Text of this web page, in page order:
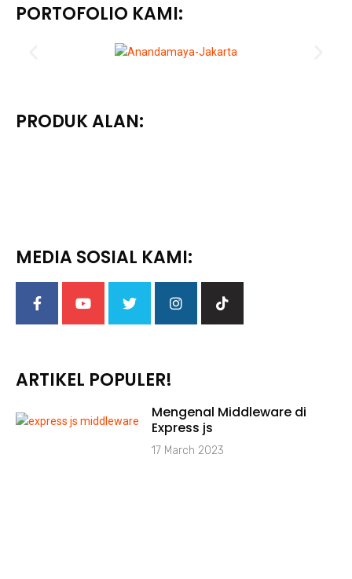
PORTOFOLIO KAMI:
PRODUK ALAN:
MEDIA SOSIAL KAMI:
ARTIKEL POPULER!
Mengenal Middleware di
Express js
17 March 2023